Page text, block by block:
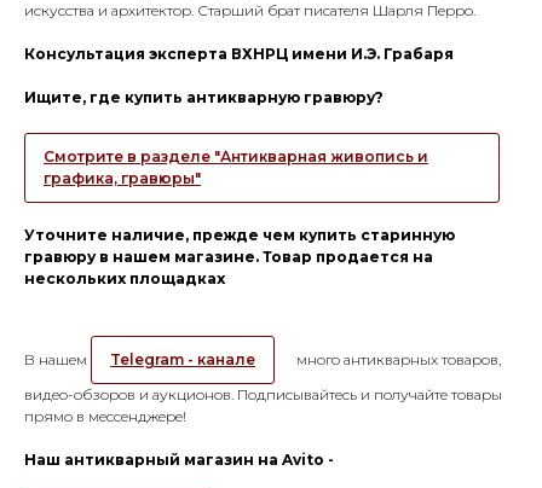
искусства и архитектор. Старший брат писателя Шарля Перро.
Консультация эксперта ВХНРЦ имени И.Э. Грабаря
Ищите, где купить антикварную гравюру?
Смотрите в разделе "Антикварная живопись и
графика, гравюры"
Уточните наличие, прежде чем купить старинную
гравюру в нашем магазине. Товар продается на
нескольких площадках
В нашем Telegram - канале
много антикварных товаров,
видео-обзоров и аукционов. Подписывайтесь и получайте товары
прямо в мессенджере!
Наш антикварный магазин на Avito -